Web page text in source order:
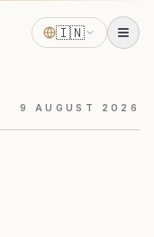
🇮🇳
9 AUGUST 2026